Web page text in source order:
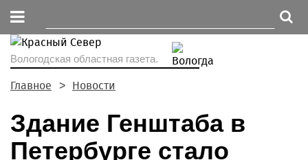
Вологодская областная газета.
Главное Новости
Здание Генштаба в
Петербурге стало